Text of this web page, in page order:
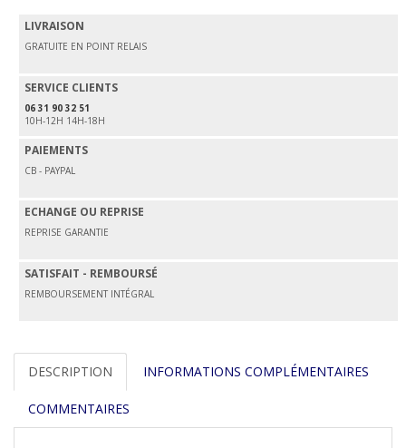
LIVRAISON
GRATUITE EN POINT RELAIS
SERVICE CLIENTS
06 31 90 32 51
10H-12H 14H-18H
PAIEMENTS
CB - PAYPAL
ECHANGE OU REPRISE
REPRISE GARANTIE
SATISFAIT - REMBOURSÉ
REMBOURSEMENT INTÉGRAL
DESCRIPTION INFORMATIONS COMPLÉMENTAIRES
COMMENTAIRES